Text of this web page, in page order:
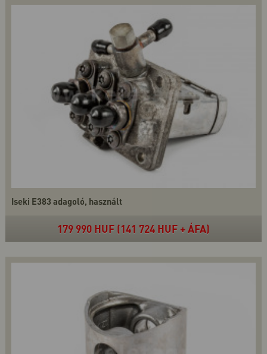
Iseki E383 adagoló, használt
179 990 HUF (141 724 HUF + ÁFA)